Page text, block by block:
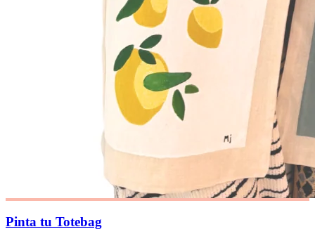
Pinta tu Totebag